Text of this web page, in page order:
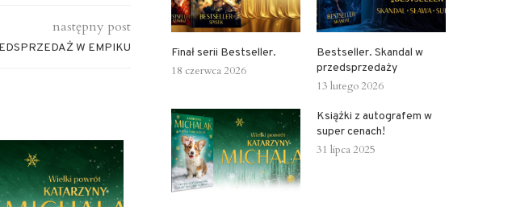
następny post
W EMPIKU
Książki z autografem w super cenach!
31 lipca 2025
Finał serii Bestseller.
18 czerwca 2026
Bestseller. Skandal w
przedsprzedaży
13 lutego 2026
Książki z autografem w
super cenach!
31 lipca 2025